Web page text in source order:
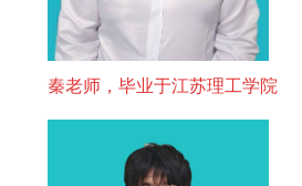
秦老师，毕业于江苏理工学院